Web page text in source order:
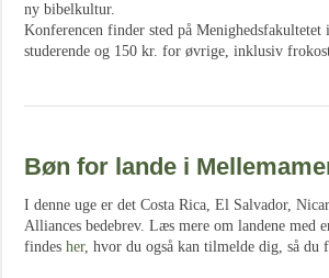
ny bibelkultur.
Konferencen finder sted på
studerende og 150 kr. for øvrige, inklusiv
Bøn for lande i
I denne uge er det Costa Rica, El Salvador,
Alliances bedebrev. Læs mere om landene med
findes her, hvor du også kan tilmelde dig, så du